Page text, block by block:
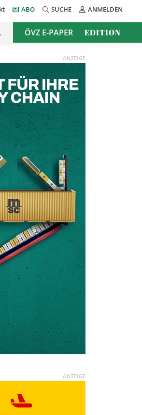
ABO SUCHE ANMELDEN
ÖVZ E-PAPER EDITION
ANZEIGE
ANZEIGE